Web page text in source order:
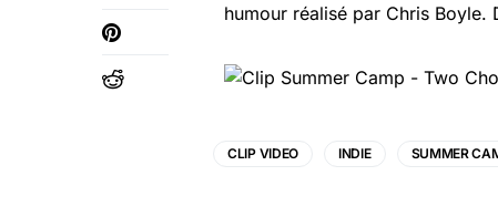
humour réalisé par Chris Boyle.
CLIP VIDEO INDIE SUMMER